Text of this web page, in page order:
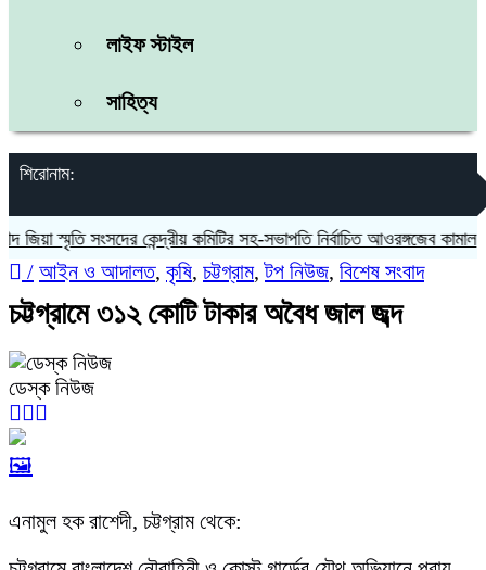
লাইফ স্টাইল
সাহিত্য
শিরোনাম:
স্মৃতি সংসদের কেন্দ্রীয় কমিটির সহ-সভাপতি নির্বাচিত আওরঙ্গজেব কামাল
/ আইন ও আদালত, কৃষি, চট্টগ্রাম,টপ নিউজ, বিশেষ সংবাদ
চট্টগ্রামে ৩১২ কোটি টাকার অবৈধ জাল জব্দ
ডেস্ক নিউজ
🖼️
এনামুল হক রাশেদী, চট্টগ্রাম থেকে: